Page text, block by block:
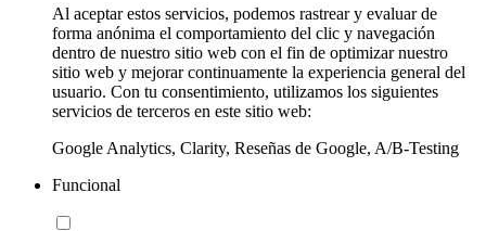
Al aceptar estos servicios, podemos rastrear y evaluar de
forma anónima el comportamiento del clic y navegación
dentro de nuestro sitio web con el fin de optimizar nuestro
sitio web y mejorar continuamente la experiencia general del
usuario. Con tu consentimiento, utilizamos los siguientes
servicios de terceros en este sitio web:
Google Analytics, Clarity, Reseñas de Google, A/B-Testing
Funcional